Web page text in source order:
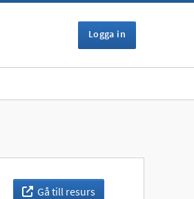
Logga in
Gå till resurs